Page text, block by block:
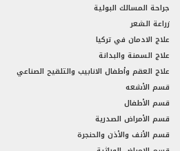
جراحة المسالك البولية
زراعة الشعر
علاج الادمان في تركيا
علاج السمنة والبدانة
علاج العقم وأطفال الانابيب والتلقيح الصناعي
قسم الأشعه
قسم الأطفال
قسم الأمراض الصدرية
قسم الأنف والأذن والحنجرة